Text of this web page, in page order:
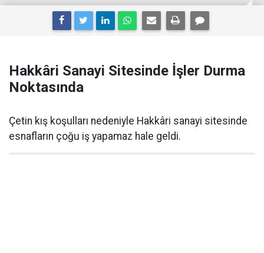
Hakkâri Sanayi Sitesinde İşler Durma
Noktasında
Çetin kış koşulları nedeniyle Hakkâri sanayi sitesinde
esnafların çoğu iş yapamaz hale geldi.